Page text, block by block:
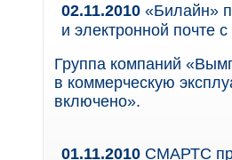
02.11.2010 «Билайн»
и электронной почте
Группа компаний
в коммерческую
включено».
01.11.2010 СМАРТС